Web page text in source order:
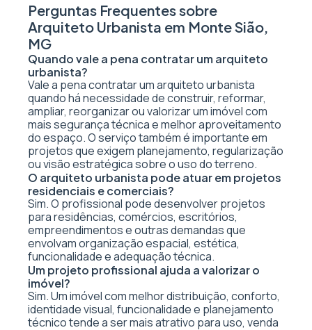
Perguntas Frequentes sobre
Arquiteto Urbanista em Monte Sião,
MG
Quando vale a pena contratar um arquiteto
urbanista?
Vale a pena contratar um arquiteto urbanista
quando há necessidade de construir, reformar,
ampliar, reorganizar ou valorizar um imóvel com
mais segurança técnica e melhor aproveitamento
do espaço. O serviço também é importante em
projetos que exigem planejamento, regularização
ou visão estratégica sobre o uso do terreno.
O arquiteto urbanista pode atuar em projetos
residenciais e comerciais?
Sim. O profissional pode desenvolver projetos
para residências, comércios, escritórios,
empreendimentos e outras demandas que
envolvam organização espacial, estética,
funcionalidade e adequação técnica.
Um projeto profissional ajuda a valorizar o
imóvel?
Sim. Um imóvel com melhor distribuição, conforto,
identidade visual, funcionalidade e planejamento
técnico tende a ser mais atrativo para uso, venda